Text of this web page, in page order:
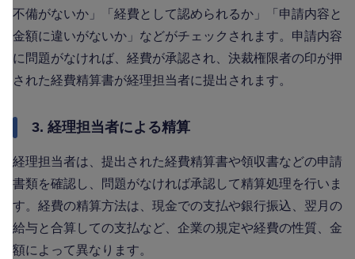
不備がないか」「経費として認められるか」「申請内容と
金額に違いがないか」などがチェックされます。申請内容
に問題がなければ、経費が承認され、決裁権限者の印が押
された経費精算書が経理担当者に提出されます。
3. 経理担当者による精算
経理担当者は、提出された経費精算書や領収書などの申請
書類を確認し、問題がなければ承認して精算処理を行いま
す。経費の精算方法は、現金での支払や銀行振込、翌月の
給与と合算しての支払など、企業の規定や経費の性質、金
額によって異なります。